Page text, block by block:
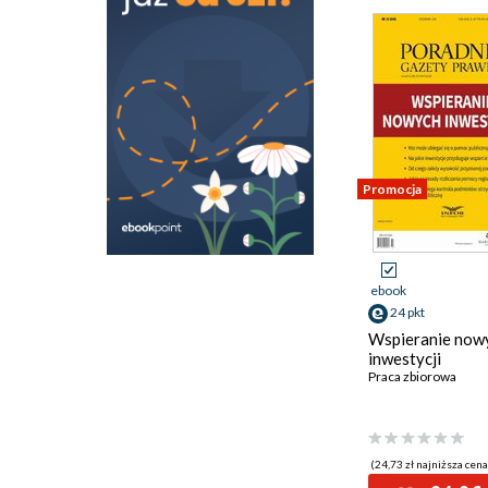
Uniwersytetu Łódzkiego
Wydawnictwo
Uniwersytetu Śląskiego
Wyższa Szkoła
Humanitas
edu-Libri
self publisher
Łódzkie Towarzystwo
Promocja
ebook
24 pkt
Wspieranie
inwestycji
Praca zbiorowa
(24,73 zł najniższa